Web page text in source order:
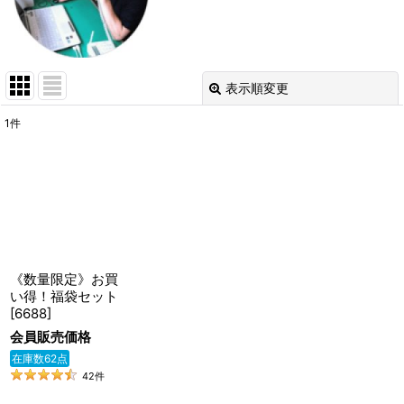
表示順変更
1件
《数量限定》お買
い得！福袋セット
[6688]
会員販売価格
在庫数62点
42件